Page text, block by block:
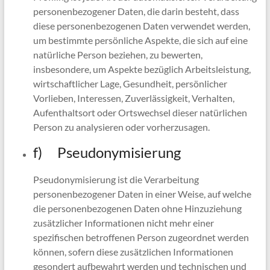
personenbezogener Daten, die darin besteht, dass
diese personenbezogenen Daten verwendet werden,
um bestimmte persönliche Aspekte, die sich auf eine
natürliche Person beziehen, zu bewerten,
insbesondere, um Aspekte bezüglich Arbeitsleistung,
wirtschaftlicher Lage, Gesundheit, persönlicher
Vorlieben, Interessen, Zuverlässigkeit, Verhalten,
Aufenthaltsort oder Ortswechsel dieser natürlichen
Person zu analysieren oder vorherzusagen.
f) Pseudonymisierung
Pseudonymisierung ist die Verarbeitung
personenbezogener Daten in einer Weise, auf welche
die personenbezogenen Daten ohne Hinzuziehung
zusätzlicher Informationen nicht mehr einer
spezifischen betroffenen Person zugeordnet werden
können, sofern diese zusätzlichen Informationen
gesondert aufbewahrt werden und technischen und